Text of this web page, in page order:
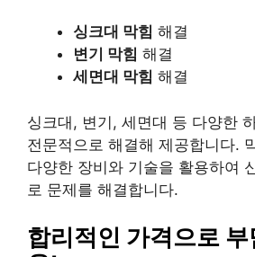
싱크대 막힘 해결
변기 막힘 해결
세면대 막힘 해결
싱크대, 변기, 세면대 등 다양한
전문적으로 해결해 제공합니다.
다양한 장비와 기술을 활용하여
로 문제를 해결합니다.
합리적인 가격으로 부